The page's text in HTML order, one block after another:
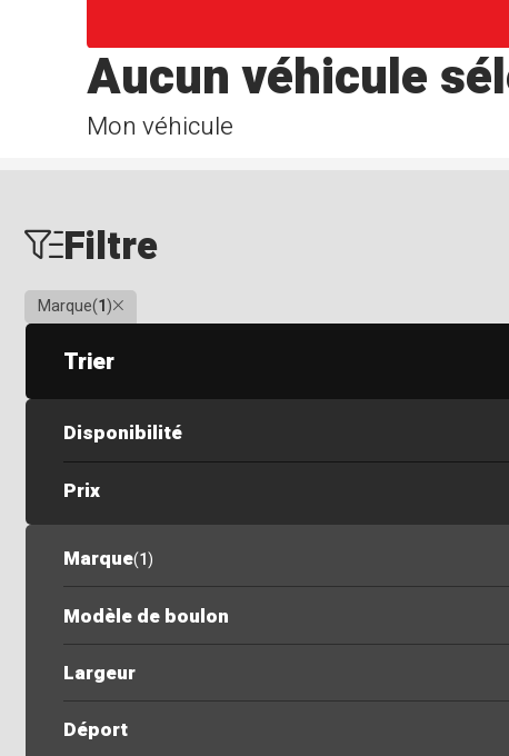
Mon véhicule
Aucun véhicule
Filtre
Marque(1)Clair
Trier
Disponibilité
Prix
Marque(1)
Modèle de boulon
Largeur
Déport